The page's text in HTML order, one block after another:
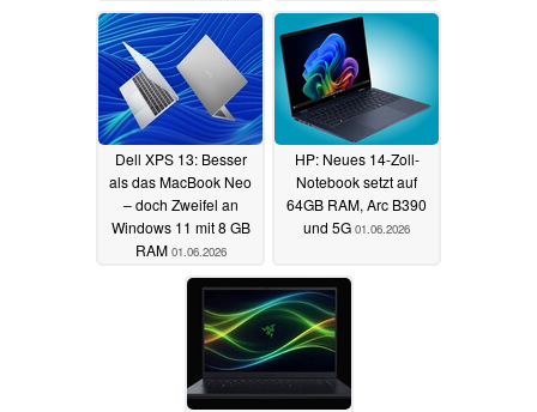
01.06.2026
Dell XPS 13: Besser
als das MacBook Neo
– doch Zweifel an
Windows 11 mit 8 GB
RAM 01.06.2026
HP: Neues 14-Zoll-
Notebook setzt auf
64GB RAM, Arc B390
und 5G 01.06.2026